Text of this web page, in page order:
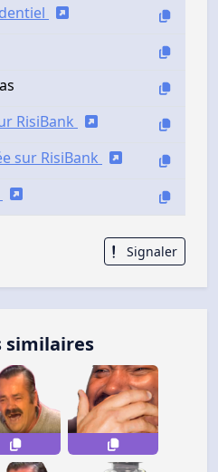
RisiBank
sur RisiBank
Signaler
similaires